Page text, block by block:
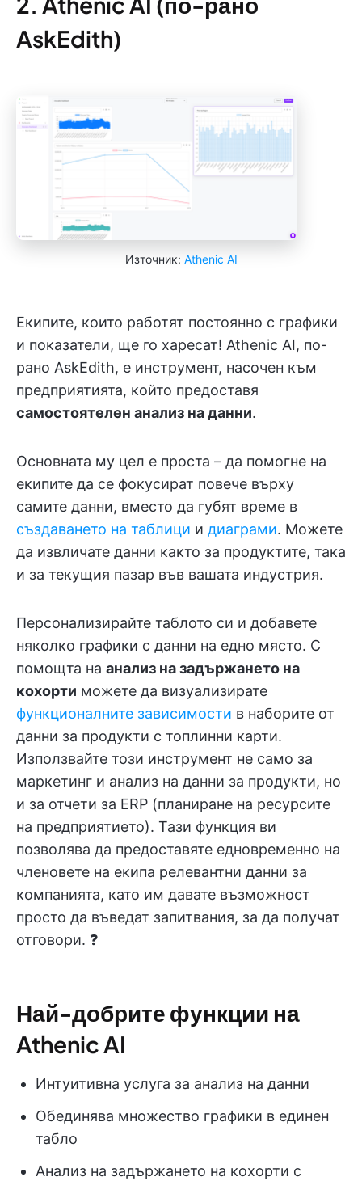
AskEdith)
Източник: Athenic AI
Екипите, които работят постоянно с графики
и показатели, ще го харесат! Athenic AI, по-
рано AskEdith, е инструмент, насочен към
предприятията, който предоставя
самостоятелен анализ на данни.
Основната му цел е проста – да помогне на
екипите да се фокусират повече върху
самите данни, вместо да губят време в
създаването на таблици и диаграми. Можете
да извличате данни както за продуктите, така
и за текущия пазар във вашата индустрия.
Персонализирайте таблото си и добавете
няколко графики с данни на едно място. С
помощта на анализ на задържането на
кохорти можете да визуализирате
функционалните зависимости в наборите от
данни за продукти с топлинни карти.
Използвайте този инструмент не само за
маркетинг и анализ на данни за продукти, но
и за отчети за ERP (планиране на ресурсите
на предприятието). Тази функция ви
позволява да предоставяте едновременно на
членовете на екипа релевантни данни за
компанията, като им давате възможност
просто да въведат запитвания, за да получат
отговори. ❓
Най-добрите функции на
Athenic AI
Интуитивна услуга за анализ на данни
Обединява множество графики в единен
табло
Анализ на задържането на кохорти с